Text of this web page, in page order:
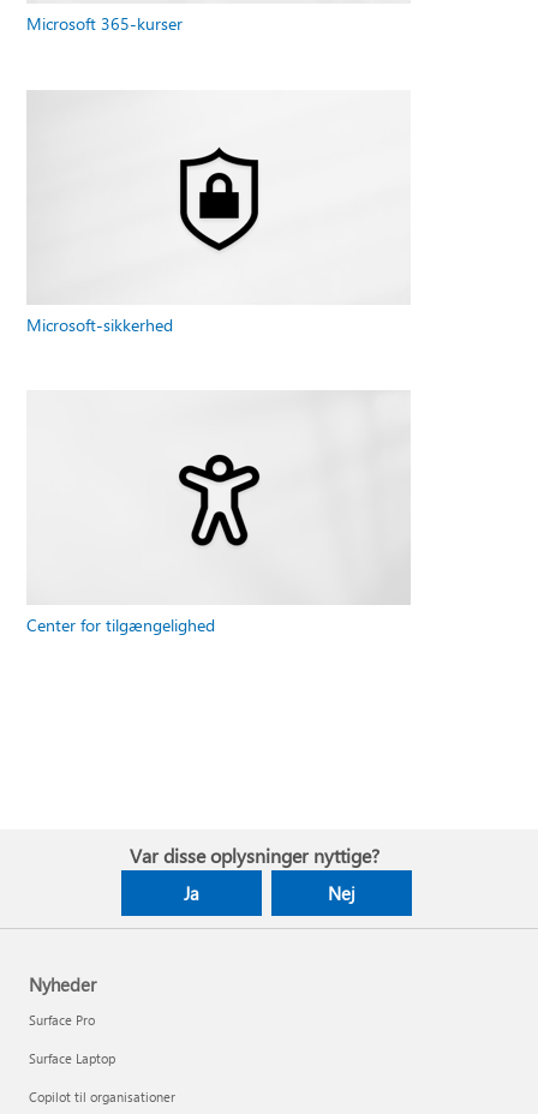
Microsoft 365-kurser
Microsoft-sikkerhed
Center for tilgængelighed
Var disse oplysninger nyttige?
Ja Nej
Nyheder
Surface Pro
Surface Laptop
Copilot til organisationer